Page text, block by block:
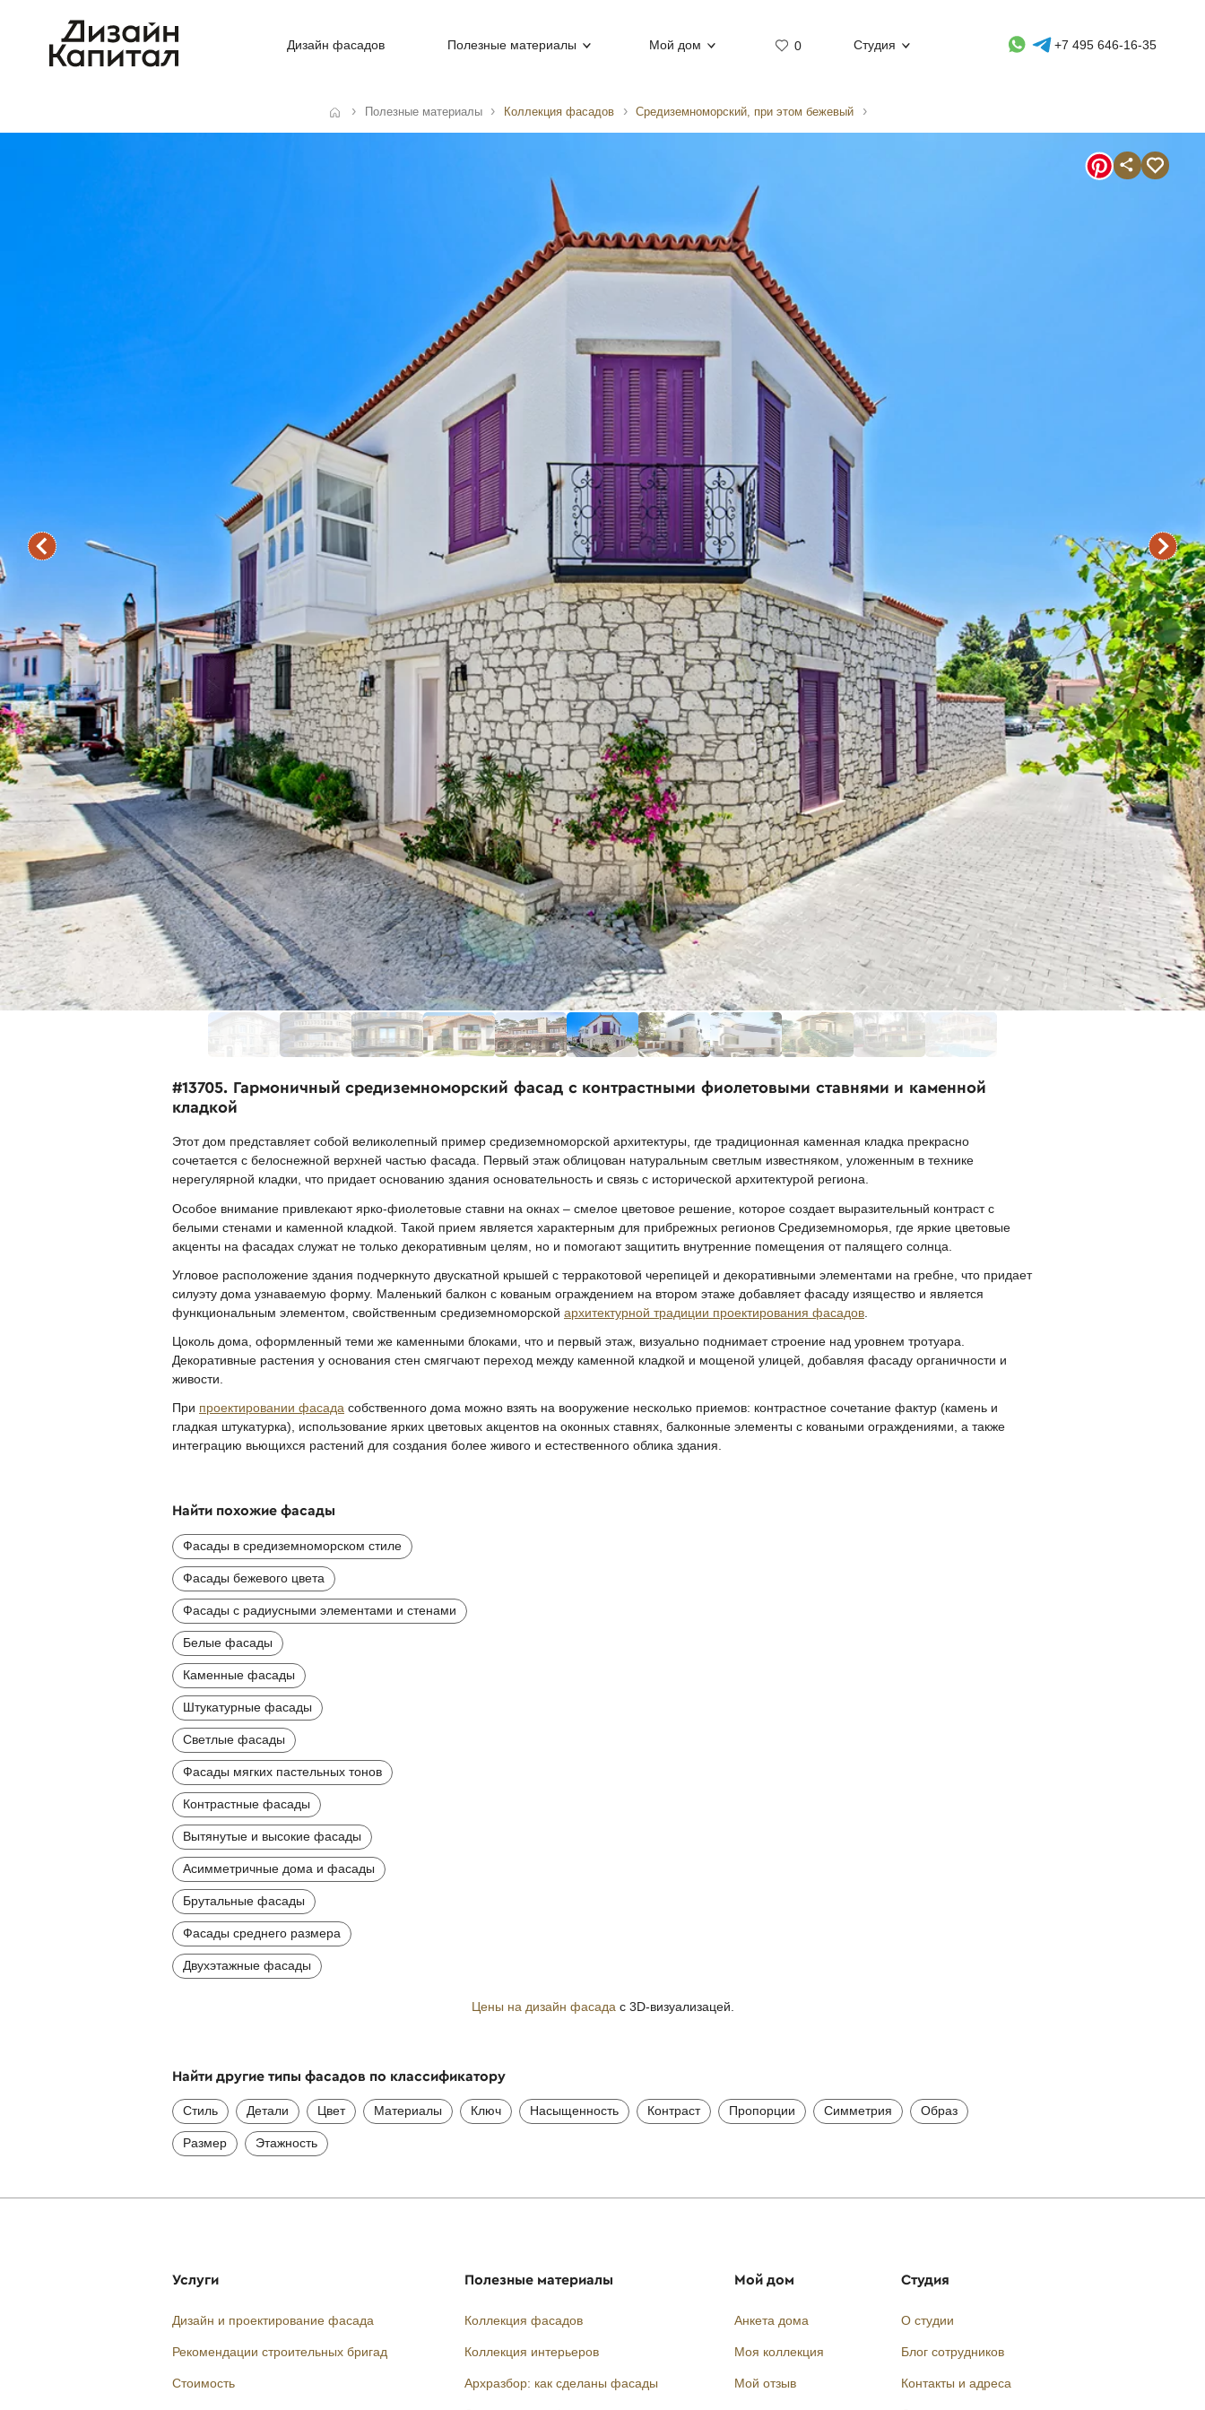
Дизайн фасадов Полезные материалы Мой дом 0 Студия Whatsapp контакт
Telegram контакт
+7 495 646-16-35
Полезные материалы Коллекция фасадов Средиземноморский, при этом бежевый
#13705. Гармоничный средиземноморский фасад с контрастными фиолетовыми ставнями и каменной
кладкой
Этот дом представляет собой великолепный пример средиземноморской архитектуры, где традиционная каменная кладка прекрасно
сочетается с белоснежной верхней частью фасада. Первый этаж облицован натуральным светлым известняком, уложенным в технике
нерегулярной кладки, что придает основанию здания основательность и связь с исторической архитектурой региона.
Особое внимание привлекают ярко-фиолетовые ставни на окнах – смелое цветовое решение, которое создает выразительный контраст с
белыми стенами и каменной кладкой. Такой прием является характерным для прибрежных регионов Средиземноморья, где яркие цветовые
акценты на фасадах служат не только декоративным целям, но и помогают защитить внутренние помещения от палящего солнца.
Угловое расположение здания подчеркнуто двускатной крышей с терракотовой черепицей и декоративными элементами на гребне, что придает
силуэту дома узнаваемую форму. Маленький балкон с кованым ограждением на втором этаже добавляет фасаду изящество и является
функциональным элементом, свойственным средиземноморской архитектурной традиции проектирования фасадов
Цоколь дома, оформленный теми же каменными блоками, что и первый этаж, визуально поднимает строение над уровнем тротуара.
Декоративные растения у основания стен смягчают переход между каменной кладкой и мощеной улицей, добавляя фасаду органичности и
живости.
При проектировании фасада собственного дома можно взять на вооружение несколько приемов: контрастное сочетание фактур (камень и
гладкая штукатурка), использование ярких цветовых акцентов на оконных ставнях, балконные элементы с коваными ограждениями, а также
интеграцию вьющихся растений для создания более живого и естественного облика здания.
Найти похожие фасады
Фасады в средиземноморском стиле
Фасады бежевого цвета
Фасады с радиусными элементами и стенами
Белые фасады
Каменные фасады
Штукатурные фасады
Светлые фасады
Фасады мягких пастельных тонов
Контрастные фасады
Вытянутые и высокие фасады
Асимметричные дома и фасады
Брутальные фасады
Фасады среднего размера
Двухэтажные фасады
Цены на дизайн фасада с 3D-визуализацей.
Найти другие типы фасадов по классификатору
Стиль Детали Цвет Материалы Ключ Насыщенность Контраст Пропорции Симметрия Образ
Размер Этажность
Услуги
Дизайн и проектирование фасада
Рекомендации строительных бригад
Стоимость
Полезные материалы
Коллекция фасадов
Коллекция интерьеров
Архразбор: как сделаны фасады
Мой дом
Анкета дома
Моя коллекция
Мой отзыв
Студия
О студии
Блог сотрудников
Контакты и адреса